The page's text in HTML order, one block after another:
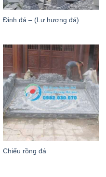
Đỉnh đá – (Lư hương đá)
Chiếu rồng đá